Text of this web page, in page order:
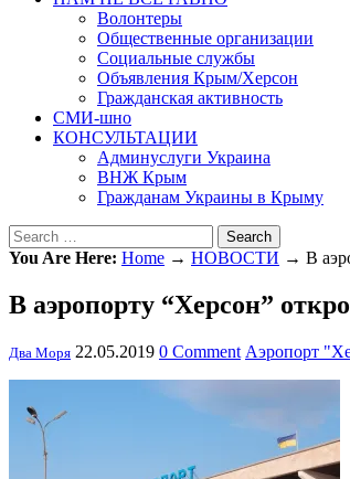
Волонтеры
Общественные организации
Социальные службы
Объявления Крым/Херсон
Гражданская активность
СМИ-шно
КОНСУЛЬТАЦИИ
Админуслуги Украина
ВНЖ Крым
Гражданам Украины в Крыму
Search
You Are Here: Home → НОВОСТИ → В
В аэропорту “Херсон”
Два Моря 22.05.2019 0 Comment Аэропорт